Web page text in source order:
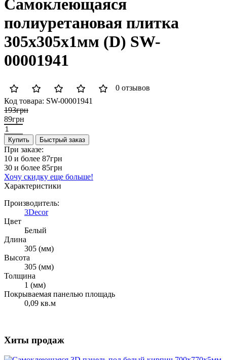
Самоклеющаяся
полиуретановая плитка
305х305х1мм (D) SW-
00001941
0 отзывов
Код товара: SW-00001941
193грн
89грн
Купить Быстрый заказ
При заказе:
10 и более 87грн
30 и более 85грн
Хочу скидку еще больше!
Характеристики
Производитель:
3Decor
Цвет
Белый
Длина
305 (мм)
Высота
305 (мм)
Толщина
1 (мм)
Покрываемая панелью площадь
0,09 кв.м
Хиты продаж